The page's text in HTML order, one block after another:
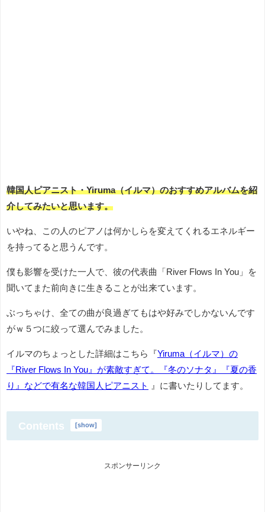
韓国人ピアニスト・Yiruma（イルマ）のおすすめアルバムを紹
介してみたいと思います。
いやね、この人のピアノは何かしらを変えてくれるエネルギー
を持ってると思うんです。
僕も影響を受けた一人で、彼の代表曲「River Flows In You」を
聞いてまた前向きに生きることが出来ています。
ぶっちゃけ、全ての曲が良過ぎてもはや好みでしかないんです
がｗ５つに絞って選んでみました。
イルマのちょっとした詳細はこちら『Yiruma（イルマ）の
『River Flows In You』が素敵すぎて。『冬のソナタ』『夏の香
り』などで有名な韓国人ピアニスト
』に書いたりしてます。
Contents [show]
スポンサーリンク